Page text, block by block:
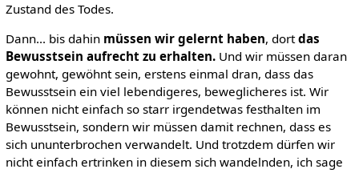
Zustand des Todes.
Dann... bis dahin müssen wir gelernt haben, dortdas
Bewusstsein aufrecht zu erhalten.Und wir müssen daran
gewohnt, gewöhnt sein, erstens einmal dran, dass das
Bewusstsein ein viel lebendigeres, beweglicheres ist. Wir
können nicht einfach so starr irgendetwas festhalten im
Bewusstsein, sondern wir müssen damit rechnen, dass es
sich ununterbrochen verwandelt. Und trotzdem dürfen wir
nicht einfach ertrinken in diesem sich wandelnden, ich sage